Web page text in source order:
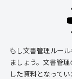
もし文書管理ルー
ましょう。文書管
した資料となってい